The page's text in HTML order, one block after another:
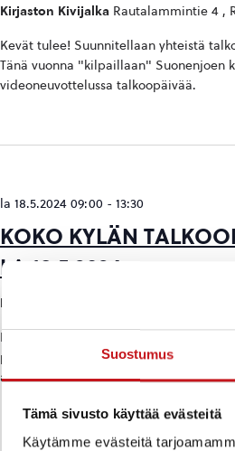
Suostumus
Tämä sivusto käyttää evästeitä
Käytämme evästeitä
Kirjaston Kivijalka Rautalammintie 4 ,
Kevät tulee! Suunnitellaan yhteistä
Tänä vuonna "kilpaillaan" Suonenjoen
videoneuvottelussa talkoopäivää.
KOKO KYLÄN
LA 18.5.2024
la 18.5.2024 09:00- 13:30
Rautalampi
Lämpimästi tervetuloa talkoilemaan!
puheenjohtaja Elina Närhi klo 9.10
alkaen talkoot. Kohteina mm. raitin